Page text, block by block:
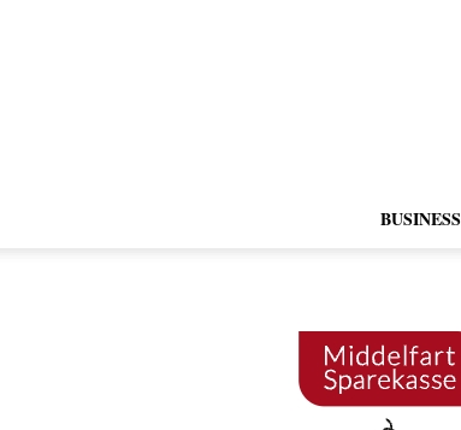
BUSINESS